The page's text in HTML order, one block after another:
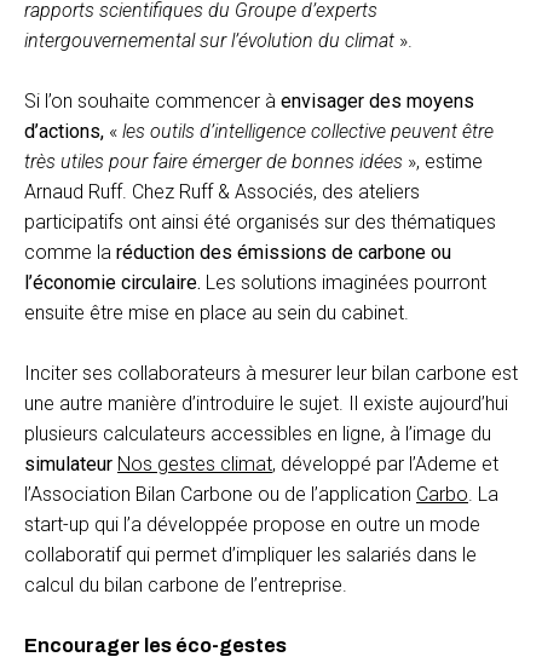
rapports scientifiques du Groupe d’experts
intergouvernemental sur l’évolution du climat ».
Si l’on souhaite commencer à envisager des moyens
d’actions, « les outils d’intelligence collective peuvent être
très utiles pour faire émerger de bonnes idées », estime
Arnaud Ruff. Chez Ruff & Associés, des ateliers
participatifs ont ainsi été organisés sur des thématiques
comme la réduction des émissions de carbone ou
l’économie circulaire. Les solutions imaginées pourront
ensuite être mise en place au sein du cabinet.
Inciter ses collaborateurs à mesurer leur bilan carbone est
une autre manière d’introduire le sujet. Il existe aujourd’hui
plusieurs calculateurs accessibles en ligne, à l’image du
simulateur Nos gestes climat, développé par l’Ademe et
l’Association Bilan Carbone ou de l’application Carbo. La
start-up qui l’a développée propose en outre un mode
collaboratif qui permet d’impliquer les salariés dans le
calcul du bilan carbone de l’entreprise.
Encourager les éco-gestes